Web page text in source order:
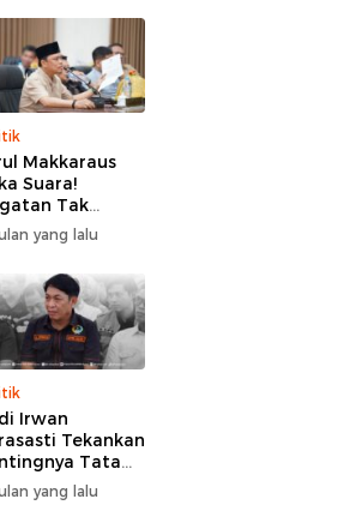
Makkaraus
Suara!
Tak
Hak
DPRD
yang lalu
Irwan
Tekankan
Tata
Terintegrasi
Peternakan
yang lalu